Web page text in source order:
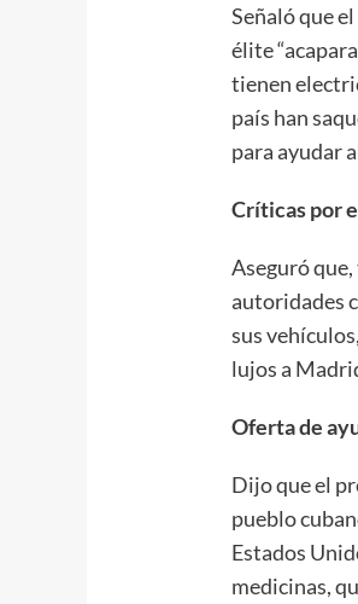
Señaló que
élite
tienen
país han
para ayudar
Críticas por
Aseguró
autoridades
sus
lujos a
Oferta de
Dijo que el
pueblo
Estados
medicinas,